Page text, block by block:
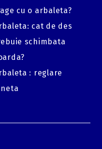
de 0.49″.
în 5 culori diferite.
Connect (pairing instant cu
cu o arbaleta?
cat de des
schimbata
: reglare